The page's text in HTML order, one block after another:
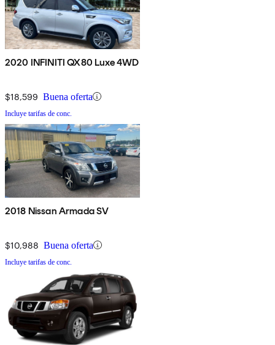
2020 INFINITI QX80 Luxe 4WD
$18,599 Buena oferta
Incluye tarifas de conc.
2018 Nissan Armada SV
$10,988 Buena oferta
Incluye tarifas de conc.